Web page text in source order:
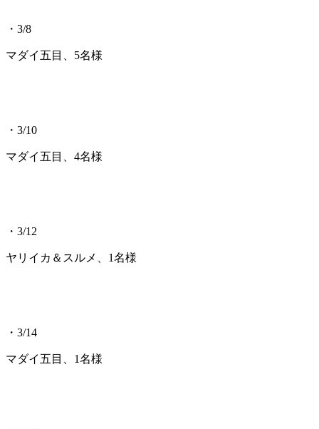
・3/8
マダイ五目、5名様
・3/10
マダイ五目、4名様
・3/12
ヤリイカ＆スルメ、1名様
・3/14
マダイ五目、1名様